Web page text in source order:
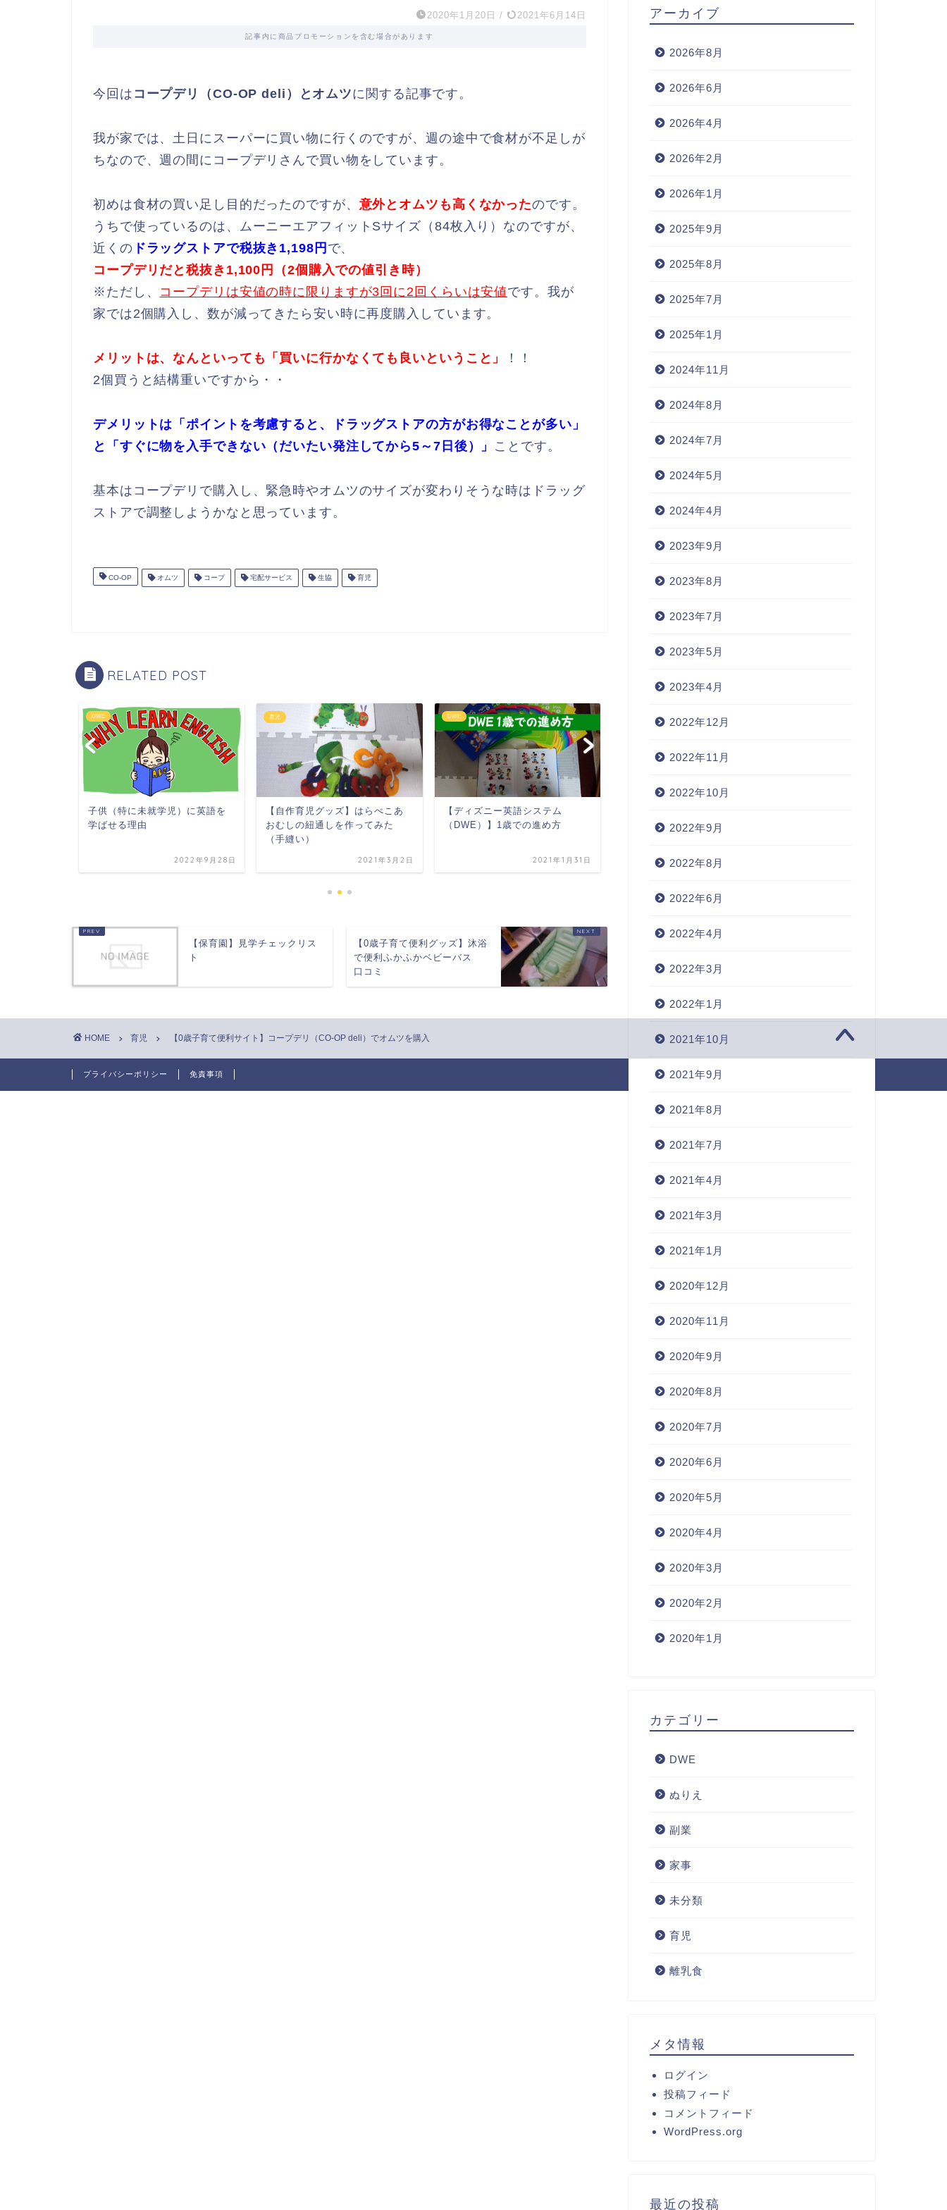
2020年1月20日 / 2021年6月14日
記事内に商品プロモーションを含む場合があります
今回は コープデリ（CO-OP deli）とオムツに関する記事です。
我が家では、土日にスーパーに買い物に行くのですが、週の途中で食材が不足しが
ちなので、週の間にコープデリさんで買い物をしています。
初めは食材の買い足し目的だったのですが、 意外とオムツも高くなかったのです。
うちで使っているのは、ムーニーエアフィットSサイズ（84枚入り）なのですが、
近くの ドラッグストアで税抜き1,198円 で、
コープデリだと税抜き1,100円（2個購入での値引き時）
※ただし、 コープデリは安値の時に限りますが3回に2回くらいは安値です。我が
家では2個購入し、数が減ってきたら安い時に再度購入しています。
メリットは、なんといっても「買いに行かなくても良いということ」
！！
2個買うと結構重いですから・・
デメリットは「ポイントを考慮すると、ドラッグストアの方がお得なことが多い」
と「すぐに物を入手できない（だいたい発注してから5～7日後）」 ことです。
基本はコープデリで購入し、緊急時やオムツのサイズが変わりそうな時はドラッグ
ストアで調整しようかなと思っています。
CO-OP オムツ コープ 宅配サービス 生協 育児
RELATED POST
DWE
子供（特に未就学児）に英語を
学ばせる理由
2022年9月28日
育児
【自作育児グッズ】はらぺこあ
おむしの紐通しを作ってみた
（手縫い）
2021年3月2日
DWE
【ディズニー英語システム
（DWE）】1歳での進め方
2021年1月31日
学ばせる理由
2022年9月28日
【保育園】見学チェックリス
ト
【0歳子育て便利グッズ】沐浴
で便利ふかふかベビーバス
口コミ
アーカイブ
2026年8月
2026年6月
2026年4月
2026年2月
2026年1月
2025年9月
2025年8月
2025年7月
2025年1月
2024年11月
2024年8月
2024年7月
2024年5月
2024年4月
2023年9月
2023年8月
2023年7月
2023年5月
2023年4月
2022年12月
2022年11月
2022年10月
2022年9月
2022年8月
2022年6月
2022年4月
2022年3月
2022年1月
2021年10月
2021年9月
2021年8月
2021年7月
2021年4月
2021年3月
2021年1月
2020年12月
2020年11月
2020年9月
2020年8月
2020年7月
2020年6月
2020年5月
2020年4月
2020年3月
2020年2月
2020年1月
カテゴリー
DWE
ぬりえ
副業
家事
未分類
育児
離乳食
メタ情報
ログイン
投稿フィード
コメントフィード
WordPress.org
最近の投稿
HOME 育児 【0歳子育て便利サイト】コープデリ（CO-OP deli）でオムツを購入
プライバシーポリシー 免責事項 2020–2026 家事・育児に悩むオトン（時々オカン）ブログ